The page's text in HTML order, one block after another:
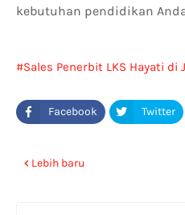
kebutuhan pendidikan
Sales Penerbit LKS Hayati di
Lebih baru